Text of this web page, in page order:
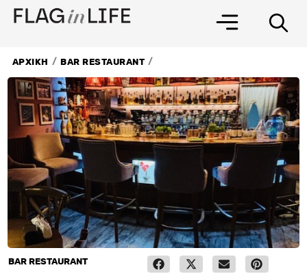
Μετάβαση
στο
ΑΡΧΙΚΗ / BAR RESTAURANT /
BAR RESTAURANT